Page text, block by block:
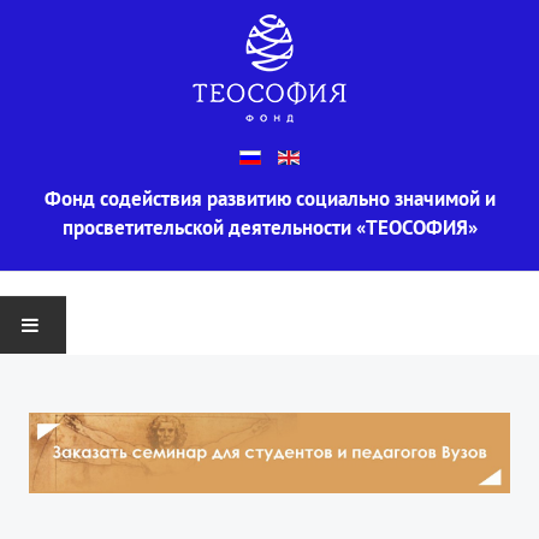
Фонд содействия развитию социально значимой и
просветительской деятельности «ТЕОСОФИЯ»
О ФОНДЕ
Информация